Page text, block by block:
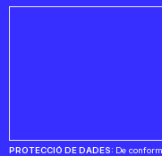
PROTECCIÓ DE DADES: De